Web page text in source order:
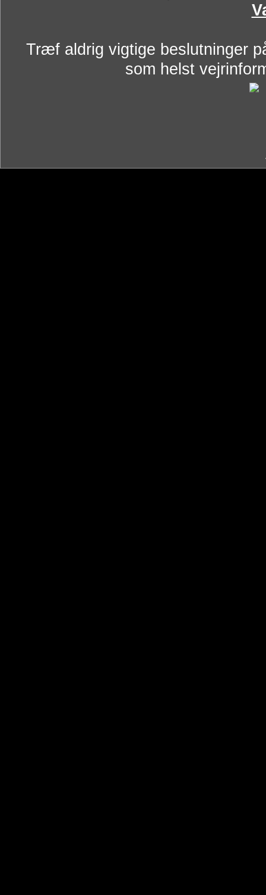
Træf aldrig vigtige beslutninger
som helst